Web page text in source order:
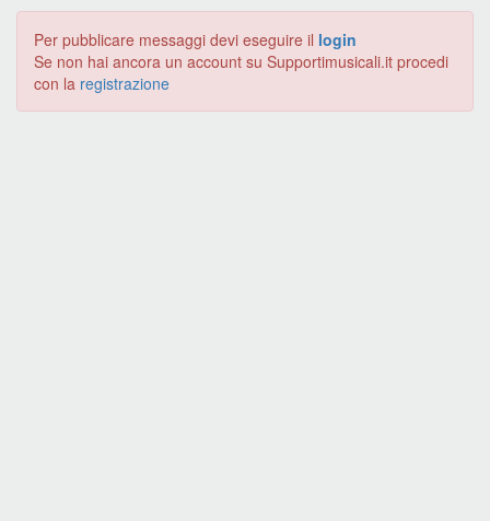
Per pubblicare messaggi devi eseguire il login
Se non hai ancora un account su Supportimusicali.it procedi
con la registrazione